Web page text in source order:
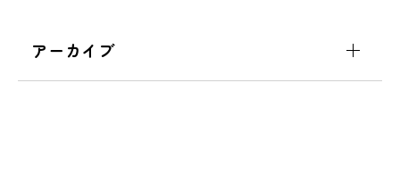
アーカイブ